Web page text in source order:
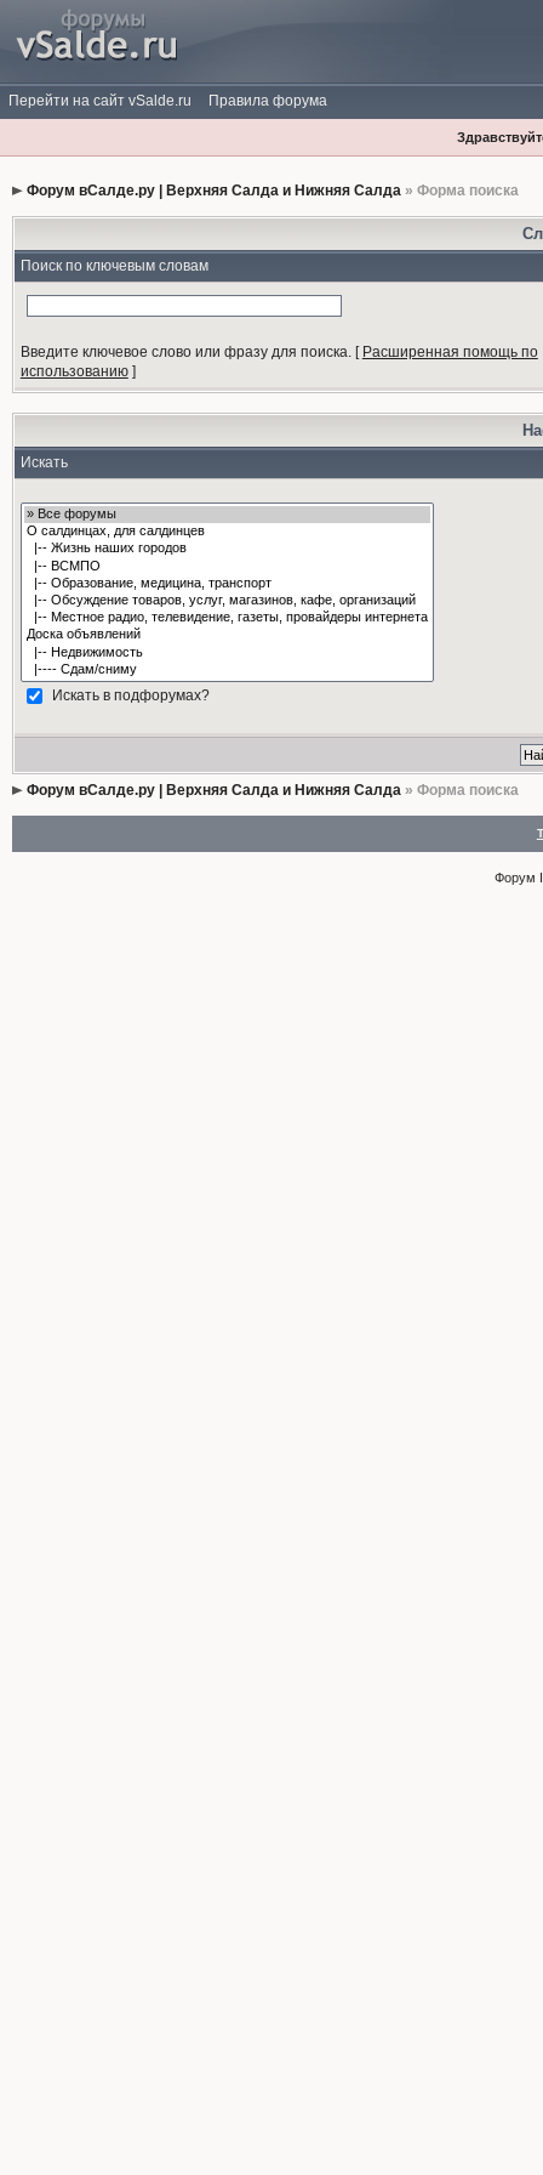
Перейти на сайт vSalde.ru Правила форума
Форум вСалде.ру | Верхняя Салда и Нижняя Салда» Форма поиска
Поиск по ключевым словам
Введите ключевое слово или фразу для поиска.[ Расширенная помощь по
использованию]
Искать
Искать в подфорумах?
Форум вСалде.ру | Верхняя Салда и Нижняя Салда» Форма поиска
Форум